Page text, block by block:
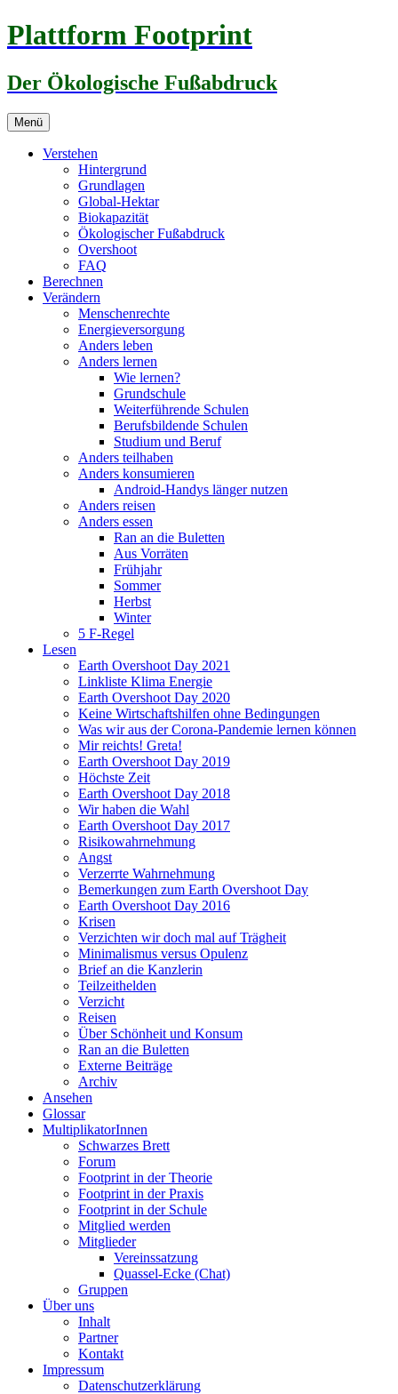
Zum
Inhalt
Plattform Footprint
Der Ökologische Fußabdruck
Menü
Verstehen
Hintergrund
Grundlagen
Global-Hektar
Biokapazität
Ökologischer Fußabdruck
Overshoot
FAQ
Berechnen
Verändern
Menschenrechte
Energieversorgung
Anders leben
Anders lernen
Wie lernen?
Grundschule
Weiterführende Schulen
Berufsbildende Schulen
Studium und Beruf
Anders teilhaben
Anders konsumieren
Android-Handys länger nutzen
Anders reisen
Anders essen
Ran an die Buletten
Aus Vorräten
Frühjahr
Sommer
Herbst
Winter
5 F-Regel
Lesen
Earth Overshoot Day 2021
Linkliste Klima Energie
Earth Overshoot Day 2020
Keine Wirtschaftshilfen ohne Bedingungen
Was wir aus der Corona-Pandemie lernen können
Mir reichts! Greta!
Earth Overshoot Day 2019
Höchste Zeit
Earth Overshoot Day 2018
Wir haben die Wahl
Earth Overshoot Day 2017
Risikowahrnehmung
Angst
Verzerrte Wahrnehmung
Bemerkungen zum Earth Overshoot Day
Earth Overshoot Day 2016
Krisen
Verzichten wir doch mal auf Trägheit
Minimalismus versus Opulenz
Brief an die Kanzlerin
Teilzeithelden
Verzicht
Reisen
Über Schönheit und Konsum
Ran an die Buletten
Externe Beiträge
Archiv
Ansehen
Glossar
MultiplikatorInnen
Schwarzes Brett
Forum
Footprint in der Theorie
Footprint in der Praxis
Footprint in der Schule
Mitglied werden
Mitglieder
Vereinssatzung
Quassel-Ecke (Chat)
Gruppen
Über uns
Inhalt
Partner
Kontakt
Impressum
Datenschutzerklärung